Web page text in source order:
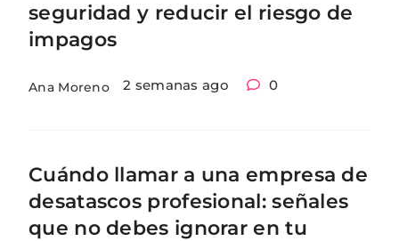
seguridad y reducir el riesgo de
impagos
Ana Moreno 2 semanas ago 0
Cuándo llamar a una empresa de
desatascos profesional: señales
que no debes ignorar en tu